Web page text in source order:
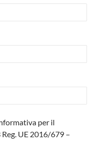
per il
UE 2016/679 –